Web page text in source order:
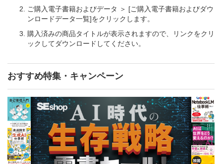
ご購入電子書籍およびデータ ＞ [ご購入電子書籍およびダウ
ンロードデータ一覧]をクリックします。
購入済みの商品タイトルが表示されますので、リンクをクリ
ックしてダウンロードしてください。
おすすめ特集・キャンペーン